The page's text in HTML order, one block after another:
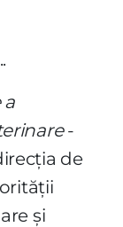
a
-
de
şi